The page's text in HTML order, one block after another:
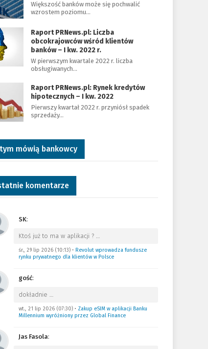
Większość banków może się pochwalić
wzrostem poziomu…
Raport PRNews.pl: Liczba
obcokrajowców wśród klientów
banków – I kw. 2022 r.
W pierwszym kwartale 2022 r. liczba
obsługiwanych…
Raport PRNews.pl: Rynek kredytów
hipotecznych – I kw. 2022
Pierwszy kwartał 2022 r. przyniósł spadek
sprzedaży…
mówią bankowcy
komentarze
SK:
Ktoś już to ma w aplikacji ? …
śr., 29 lip 2026 (10:13)• Revolut wprowadza fundusze
rynku prywatnego dla klientów w Polsce
gość:
dokładnie …
wt., 21 lip 2026 (07:30)• Zakup eSIM w aplikacji Banku
Millennium wyróżniony przez Global Finance
Jas Fasola: